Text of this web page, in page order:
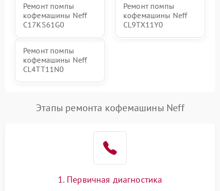
Ремонт помпы
кофемашины Neff
C17KS61G0
Ремонт помпы
кофемашины Neff
CL9TX11Y0
Ремонт помпы
кофемашины Neff
CL4TT11N0
Этапы ремонта кофемашины Neff
1. Первичная диагностика